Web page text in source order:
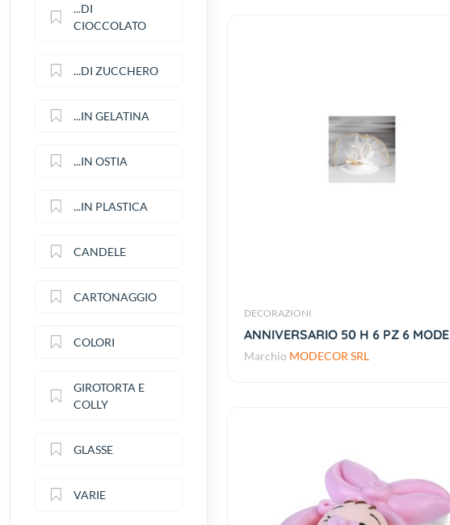
DECORAZIONI
ANNIVERSARIO 50 H 6 PZ 6 MODE
Marchio MODECOR SRL
...DI
CIOCCOLATO
...DI ZUCCHERO
...IN GELATINA
...IN OSTIA
...IN PLASTICA
CANDELE
CARTONAGGIO
COLORI
GIROTORTA E
COLLY
GLASSE
VARIE